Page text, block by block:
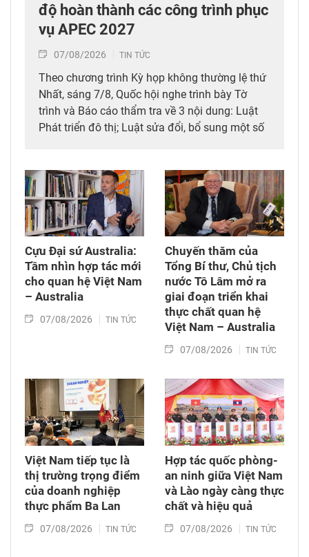
độ hoàn thành các công trình phục
vụ APEC 2027
07/08/2026 TIN TỨC
Theo chương trình Kỳ họp không thường lệ thứ
Nhất, sáng 7/8, Quốc hội nghe trình bày Tờ
trình và Báo cáo thẩm tra về 3 nội dung: Luật
Phát triển đô thị; Luật sửa đổi, bổ sung một số
nghiệp và môi trường; Luật sửa đổi, bổ sung
một số điều của Luật Tần số vô tuyến điện,
Luật Viễn thông, Luật Giao dịch điện tử và Luật
Chuyển giao công nghệ. Sau đó, Quốc hội thảo
luận ở tổ về 3 dự án Luật trên.
Cựu Đại sứ Australia:
Tầm nhìn hợp tác mới
cho quan hệ Việt Nam
– Australia
07/08/2026 TIN TỨC
Chuyến thăm của
Tổng Bí thư, Chủ tịch
nước Tô Lâm mở ra
giai đoạn triển khai
thực chất quan hệ
Việt Nam – Australia
07/08/2026 TIN TỨC
Việt Nam tiếp tục là
thị trường trọng điểm
của doanh nghiệp
thực phẩm Ba Lan
07/08/2026 TIN TỨC
Hợp tác quốc phòng-
an ninh giữa Việt Nam
và Lào ngày càng thực
chất và hiệu quả
07/08/2026 TIN TỨC